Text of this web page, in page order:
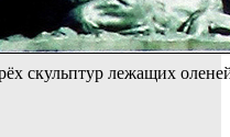
скульптур лежащих